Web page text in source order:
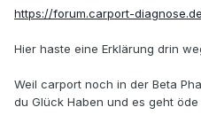
https://forum.carport-
Hier haste eine Erklärung drin
Weil carport noch in der Beta
du Glück Haben und es geht